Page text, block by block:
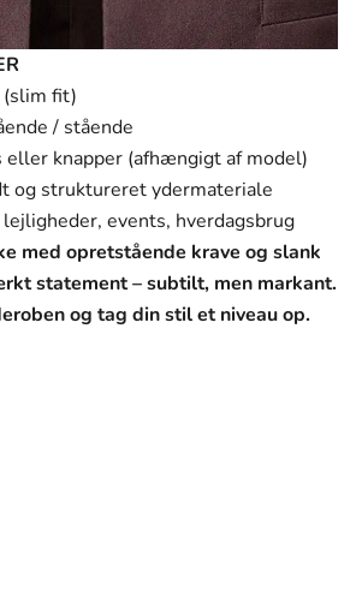
(slim fit)
/ stående
eller knapper (afhængigt af model)
og struktureret ydermateriale
events, hverdagsbrug
med opretstående krave og slank
statement – subtilt, men markant.
og tag din stil et niveau op.